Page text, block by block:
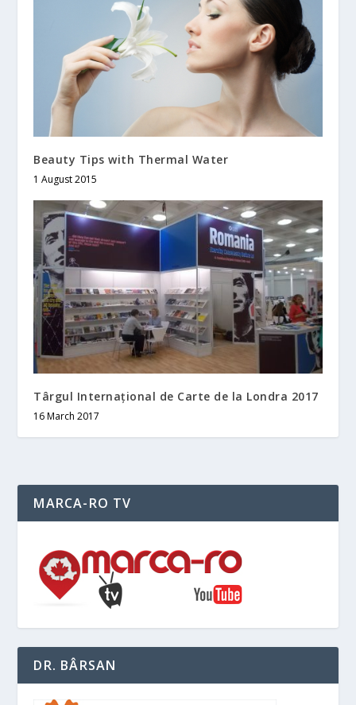
Beauty Tips with Thermal Water
1 August 2015
Târgul Internațional de Carte de la Londra 2017
16 March 2017
MARCA-RO TV
DR. BÂRSAN